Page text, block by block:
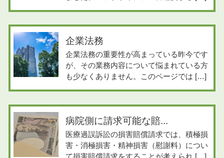
企業法務
企業法務の重要性が高まっている昨今です
が、その業務内容について悩まれている方
も少なくありません。このページでは […]
病院側に請求可能な賠...
医療過誤訴訟の損害賠償請求では、積極損
害・消極損害・精神損害（慰謝料）につい
て損害賠償請求をすることが考えられ […]